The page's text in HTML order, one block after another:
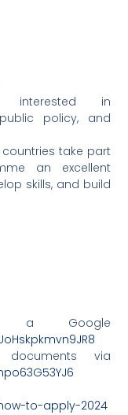
interested in
policy, and
take part
an excellent
skills, and build
a Google
documents via
to-apply-2024